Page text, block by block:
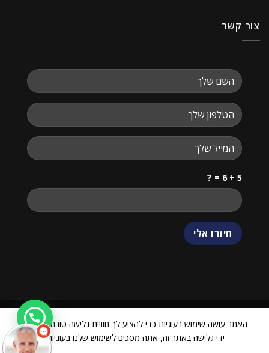
צור קשר
5 + 6 = ?
ביטול עסקה
האתר עושה שימוש בעוגיות כדי להציע לך חוויית גלישה טובה יותר. על
ידי גלישה באתר זה, אתה מסכים לשימוש שלנו בעוגיות.